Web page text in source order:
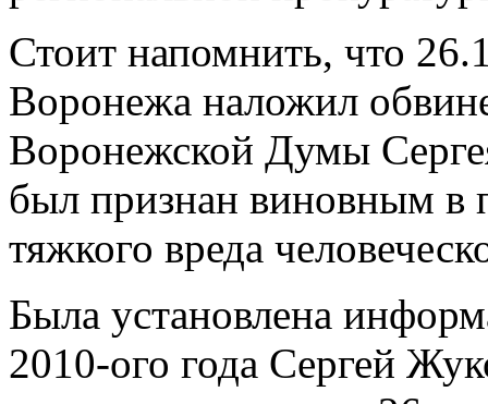
Стоит напомнить, что
Воронежа наложил
Воронежской Думы
был признан виновным в
тяжкого вреда
Была установлена
2010-ого года Сергей